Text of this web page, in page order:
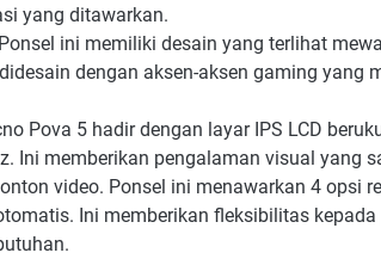
yang ditawarkan.
Ponsel ini memiliki desain yang terlihat
dengan aksen-aksen gaming yang
Pova 5 hadir dengan layar IPS LCD
Ini memberikan pengalaman visual yang
video. Ponsel ini menawarkan 4 opsi
Ini memberikan fleksibilitas